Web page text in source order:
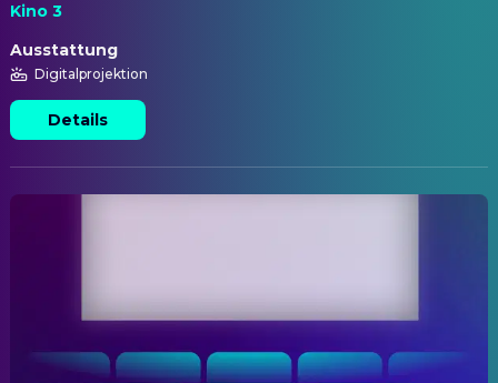
Kino 3
Ausstattung
Digitalprojektion
Details